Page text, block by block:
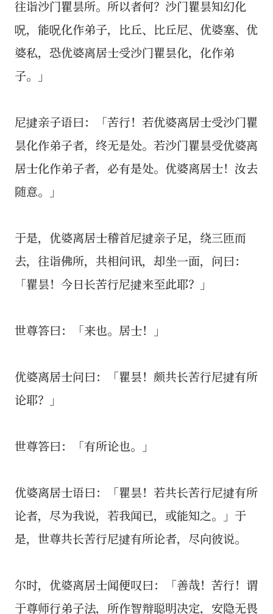
往诣沙门瞿昙所。所以者何？沙门瞿昙知幻化
呪，能呪化作弟子，比丘、比丘尼、优婆塞、优
婆私，恐优婆离居士受沙门瞿昙化，化作弟
子。」
尼揵亲子语曰：「苦行！若优婆离居士受沙门瞿
昙化作弟子者，终无是处。若沙门瞿昙受优婆离
居士化作弟子者，必有是处。优婆离居士！汝去
随意。」
于是，优婆离居士稽首尼揵亲子足，绕三匝而
去，往诣佛所，共相问讯，却坐一面，问曰：
「瞿昙！今日长苦行尼揵来至此耶？」
世尊答曰：「来也。居士！」
优婆离居士问曰：「瞿昙！颇共长苦行尼揵有所
论耶？」
世尊答曰：「有所论也。」
优婆离居士语曰：「瞿昙！若共长苦行尼揵有所
论者，尽为我说，若我闻已，或能知之。」于
是，世尊共长苦行尼揵有所论者，尽向彼说。
尔时，优婆离居士闻便叹曰：「善哉！苦行！谓
于尊师行弟子法，所作智辩聪明决定，安隐无畏